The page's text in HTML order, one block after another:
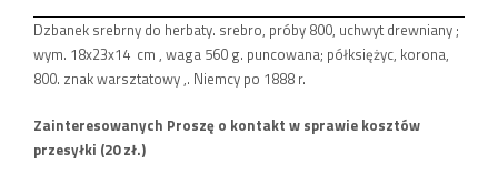
Dzbanek srebrny do herbaty. srebro, próby 800, uchwyt drewniany ;
wym. 18x23x14 cm , waga 560 g. puncowana; półksiężyc, korona,
800. znak warsztatowy ,. Niemcy po 1888 r.
Zainteresowanych Proszę o kontakt w sprawie kosztów
przesyłki (20 zł.)